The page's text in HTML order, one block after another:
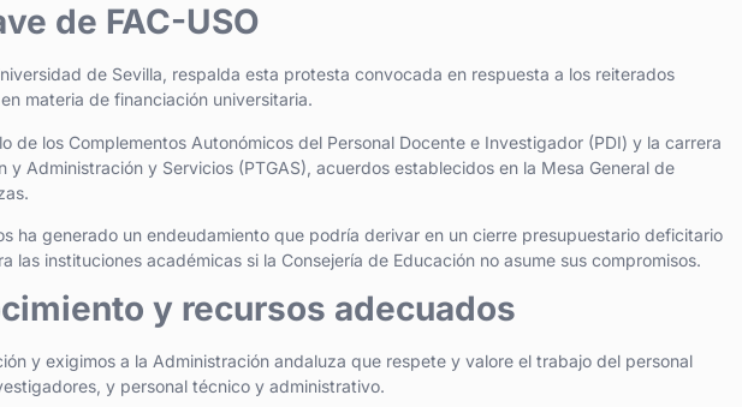
de FAC-USO
de Sevilla, respalda esta protesta convocada en respuesta a los reiterados
materia de financiación universitaria.
de los Complementos Autonómicos del Personal Docente e Investigador (PDI) y la carrera
y Administración y Servicios (PTGAS), acuerdos establecidos en la Mesa General de
ha generado un endeudamiento que podría derivar en un cierre presupuestario deficitario
las instituciones académicas si la Consejería de Educación no asume sus compromisos.
y recursos adecuados
y exigimos a la Administración andaluza que respete y valore el trabajo del personal
y personal técnico y administrativo.